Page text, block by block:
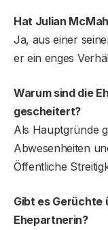
Hat Julian
Ja, aus einer
er ein enges
Warum sind die
gescheitert?
Als Hauptgründe
Abwesenheiten
Öffentliche
Gibt es Gerüchte
Ehepartnerin?